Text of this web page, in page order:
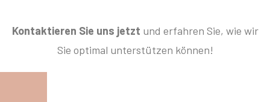
Kontaktieren Sie uns jetzt und erfahren Sie, wie wir
Sie optimal unterstützen können!